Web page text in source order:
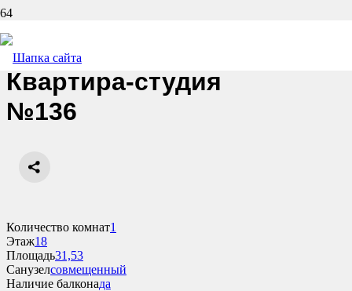
Назад
Квартира-студия
№136
Количество комнат1
Этаж18
Площадь31,53
Санузелсовмещенный
Наличие балконада